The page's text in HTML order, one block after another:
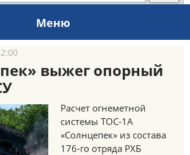
Меню
выжег опорный
Расчет огнеметной
системы ТОС-1А
«Солнцепек» из состава
176-го отряда РХБ